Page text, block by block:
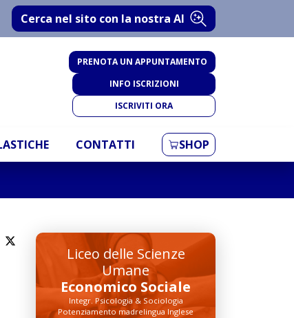
Cerca nel sito con la nostra AI
PRENOTA UN APPUNTAMENTO
INFO ISCRIZIONI
ISCRIVITI ORA
CONTATTI SHOP
Liceo delle Scienze
Umane
Economico Sociale
Integr. Psicologia & Sociologia
Potenziamento madrelingua Inglese